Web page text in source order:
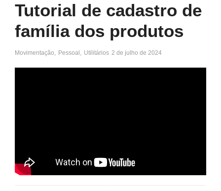
Tutorial de cadastro de
família dos produtos
Movimentação, Pessoal , Utilitários 2 de julho de 2024